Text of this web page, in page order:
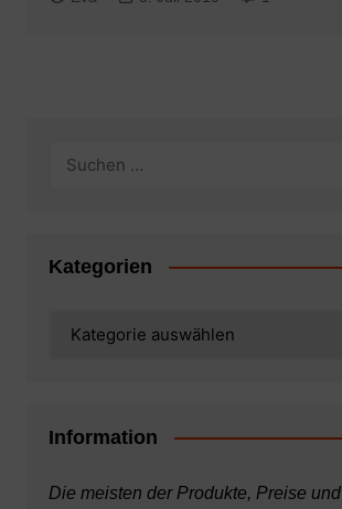
Kategorien
Information
Die meisten der Produkte, Preise und